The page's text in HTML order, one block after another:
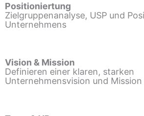
Positioniertung
Zielgruppenanalyse, USP und
Unternehmens
Vision & Mission
Definieren einer klaren, starken
Unternehmensvision und Mission